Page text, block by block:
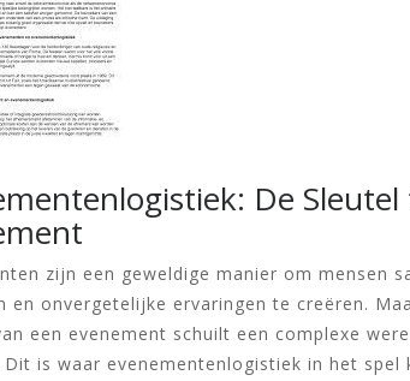
De
zijn een geweldige manier om mensen
en onvergetelijke ervaringen te creëren.
een evenement schuilt een complexe
is waar evenementenlogistiek in het